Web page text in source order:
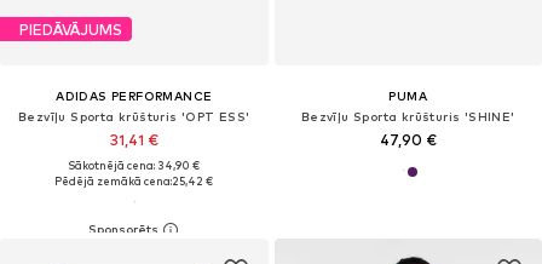
PIEDĀVĀJUMS
ADIDAS PERFORMANCE
Bezvīļu Sporta krūšturis 'OPT ESS'
31,41 €
Sākotnējā cena: 34,90 €
Pēdējā zemākā cena:25,42 €
PUMA
Bezvīļu Sporta krūšturis 'SHINE'
47,90 €